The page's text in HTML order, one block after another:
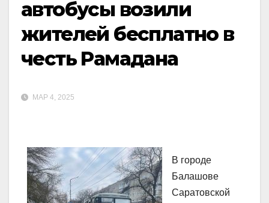
автобусы возили
жителей бесплатно в
честь Рамадана
МАР 4, 2025
В городе
Балашове
Саратовской